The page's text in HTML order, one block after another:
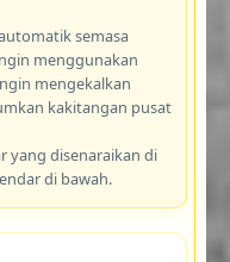
semasa
menggunakan
mengekalkan
kakitangan pusat
yang disenaraikan di
di bawah.